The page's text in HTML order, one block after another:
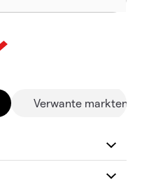
Verwante markten